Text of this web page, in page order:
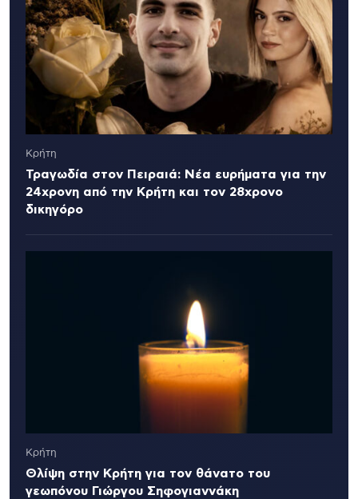
Κρήτη
Τραγωδία στον Πειραιά: Νέα ευρήματα για την
24χρονη από την Κρήτη και τον 28χρονο
δικηγόρο
Κρήτη
Θλίψη στην Κρήτη για τον θάνατο του
γεωπόνου Γιώργου Σηφογιαννάκη